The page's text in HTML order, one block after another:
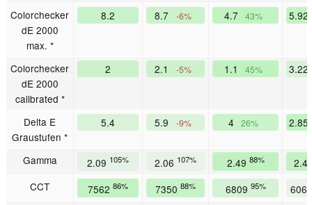
Colorchecker
dE 2000
max. *
8.2 8.7 -6% 4.7 43% 5.92
Colorchecker
dE 2000
calibrated *
2 2.1 -5% 1.1 45% 3.22
Delta E
Graustufen *
5.4 5.9 -9% 4 26% 2.85
Gamma 2.09 105% 2.06 107% 2.49 88%
CCT
7562 86% 7350 88% 6809 95%